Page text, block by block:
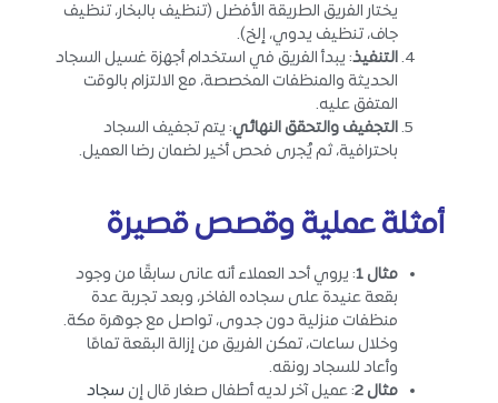
يختار الفريق الطريقة الأفضل (تنظيف بالبخار، تنظيف
جاف، تنظيف يدوي، إلخ).
التنفيذ: يبدأ الفريق في استخدام أجهزة غسيل السجاد
الحديثة والمنظفات المخصصة، مع الالتزام بالوقت
المتفق عليه.
التجفيف والتحقق النهائي: يتم تجفيف السجاد
باحترافية، ثم يُجرى فحص أخير لضمان رضا العميل.
أمثلة عملية وقصص قصيرة
مثال 1
: يروي أحد العملاء أنه عانى سابقًا من وجود
بقعة عنيدة على سجاده الفاخر، وبعد تجربة عدة
منظفات منزلية دون جدوى، تواصل مع جوهرة مكة.
وخلال ساعات، تمكن الفريق من إزالة البقعة تمامًا
وأعاد للسجاد رونقه.
مثال 2
: عميل آخر لديه أطفال صغار قال إن سجاد